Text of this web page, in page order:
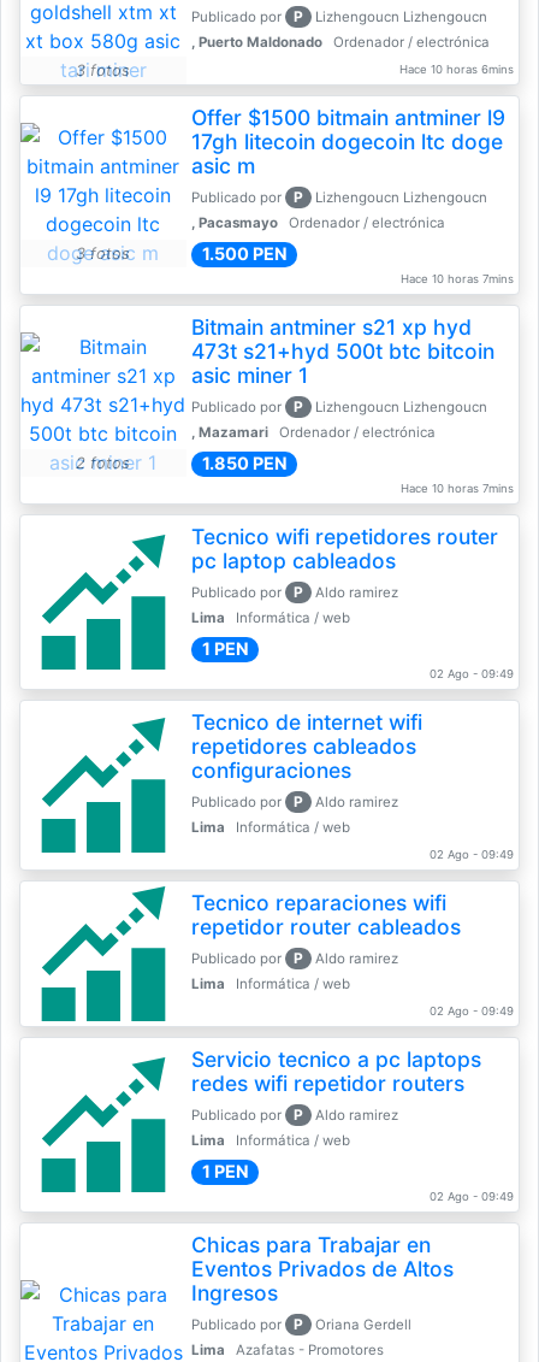
3 fotos
Publicado por P
Lizhengoucn Lizhengoucn
, Puerto Maldonado
Ordenador / electrónica
Hace 10 horas 6mins
3 fotos
Offer $1500 bitmain antminer l9
17gh litecoin dogecoin ltc doge
asic m
Publicado por P
Lizhengoucn Lizhengoucn
, Pacasmayo
Ordenador / electrónica
1.500 PEN
Hace 10 horas 7mins
2 fotos
Bitmain antminer s21 xp hyd
473t s21+hyd 500t btc bitcoin
asic miner 1
Publicado por P
Lizhengoucn Lizhengoucn
, Mazamari
Ordenador / electrónica
1.850 PEN
Hace 10 horas 7mins
Tecnico wifi repetidores router
pc laptop cableados
Publicado por P
Aldo ramirez
Lima
Informática / web
1 PEN
02 Ago - 09:49
Tecnico de internet wifi
repetidores cableados
configuraciones
Publicado por P
Aldo ramirez
Lima
Informática / web
02 Ago - 09:49
Tecnico reparaciones wifi
repetidor router cableados
Publicado por P
Aldo ramirez
Lima
Informática / web
02 Ago - 09:49
Servicio tecnico a pc laptops
redes wifi repetidor routers
Publicado por P
Aldo ramirez
Lima
Informática / web
1 PEN
02 Ago - 09:49
Chicas para Trabajar en
Eventos Privados de Altos
Ingresos
Publicado por P
Oriana Gerdell
Lima
Azafatas - Promotores